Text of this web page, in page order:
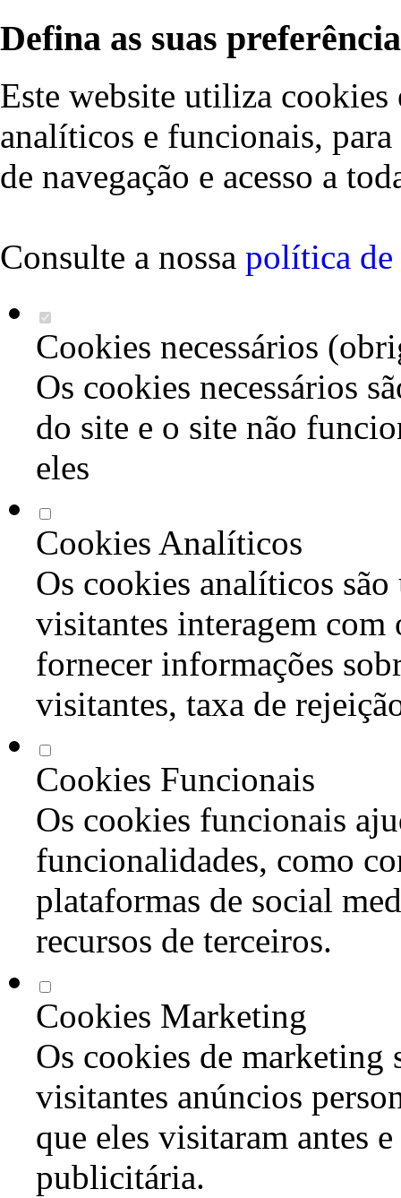
Defina as suas
Este website utiliza cookies
analíticos e funcionais,
de navegação e acesso a
Consulte a nossa política de
Cookies necessários
Os cookies necessários
do site e o site não
eles
Cookies Analíticos
Os cookies analíticos são
visitantes interagem com
fornecer informações
visitantes, taxa de
Cookies Funcionais
Os cookies funcionais
funcionalidades, como
plataformas de social
recursos de terceiros.
Cookies Marketing
Os cookies de marketing
visitantes anúncios
que eles visitaram antes
publicitária.